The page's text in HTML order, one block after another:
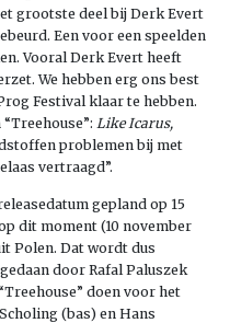
grootste deel bij Derk Evert
Een voor een speelden
Vooral Derk Evert heeft
We hebben erg ons best
Festival klaar te hebben.
Like Icarus,
problemen bij met
vertraagd”.
gepland op 15
dit moment (10 november
Polen. Dat wordt dus
door Rafal Paluszek
doen voor het
(bas) en Hans